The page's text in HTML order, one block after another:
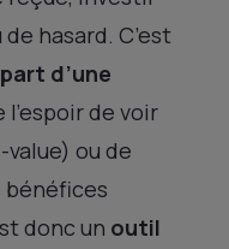
hasard. C’est
d’une
de voir
ou de
bénéfices
donc un outil